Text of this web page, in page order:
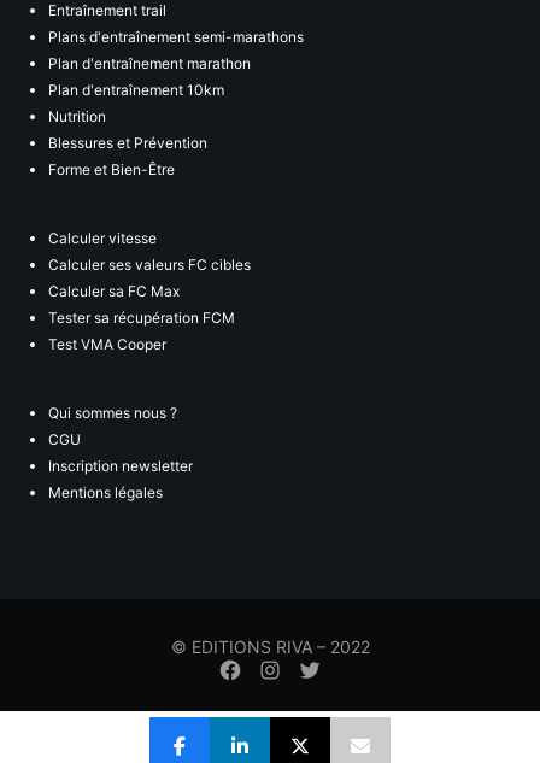
Entraînement trail
Plans d'entraînement semi-marathons
Plan d'entraînement marathon
Plan d'entraînement 10km
Nutrition
Blessures et Prévention
Forme et Bien-Être
Calculer vitesse
Calculer ses valeurs FC cibles
Calculer sa FC Max
Tester sa récupération FCM
Test VMA Cooper
Qui sommes nous ?
CGU
Inscription newsletter
Mentions légales
© EDITIONS RIVA – 2022
Élément
menude
de